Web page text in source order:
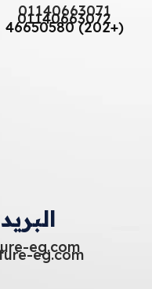
01140663071
01140663072(+202) 46650580
eg.com
eg.com